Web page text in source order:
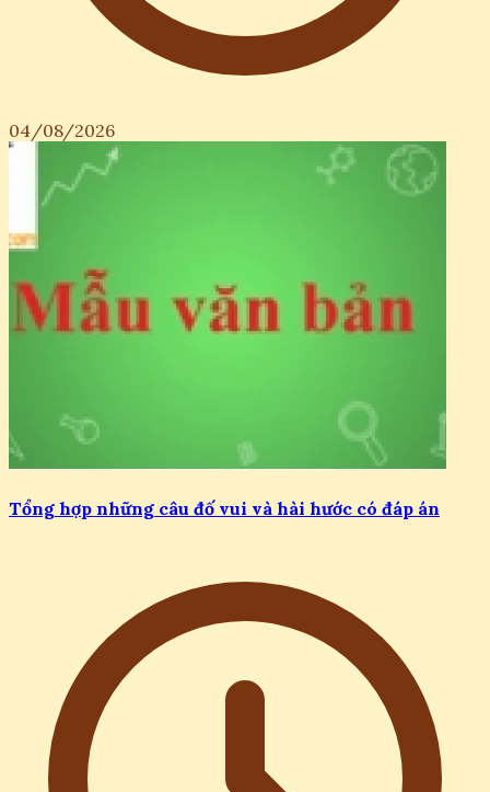
04/08/2026
Tổng hợp những câu đố vui và hài hước có đáp án